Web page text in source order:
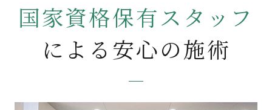
国家資格保有スタッフ
による 安心の施術